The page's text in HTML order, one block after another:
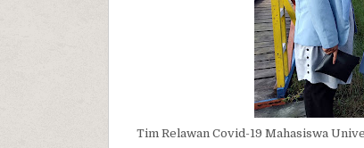
Tim Relawan Covid-19 Mahasiswa